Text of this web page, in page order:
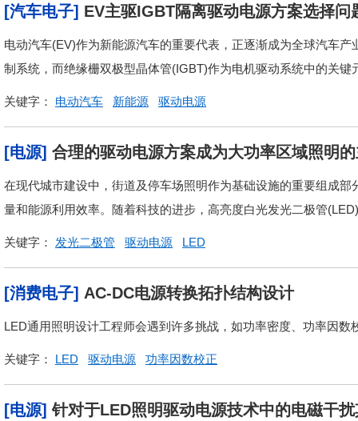
[汽车电子] EV主驱IGBT隔离驱动电源方案选择问
电动汽车(EV)作为新能源汽车的重要代表，正逐渐成为全球汽车
制系统，而绝缘栅双极型晶体管(IGBT)作为电机驱动系统中的关
关键字： 电动汽车 新能源 驱动电源
[电源] 合理的驱动电源方案成为大功率区域照明
在现代城市建设中，街道及停车场照明作为基础设施的重要组成
量和能源利用效率。随着科技的进步，高亮度白光发光二极管
关键字： 发光二极管 驱动电源 LED
[消费电子] AC-DC电源转换拓扑结构设计
LED通用照明设计工程师会遇到许多挑战，如功率密度、功率因数
关键字： LED 驱动电源 功率因数校正
[电源] 针对于LED照明驱动电源技术中的电磁干